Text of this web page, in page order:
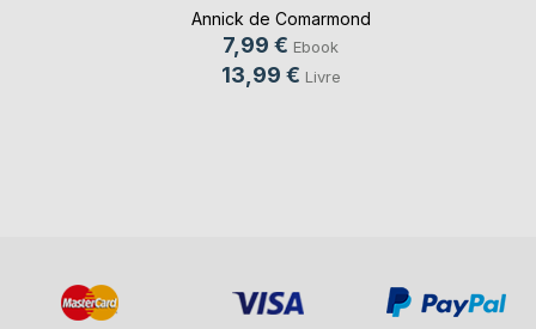
Annick de Comarmond
7,99 € Ebook
13,99 € Livre